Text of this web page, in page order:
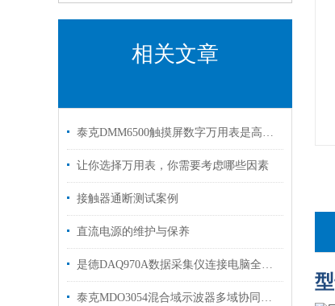
相关文章
泰克DMM6500触摸屏数字万用表是高精度测量的得力助手
让你选择万用表，你需要考虑哪些因素
接触器通断测试案例
直流电源的维护与保养
是德DAQ970A数据采集仪连接电脑全攻略
泰克MDO3054混合域示波器多域协同的调试全能王